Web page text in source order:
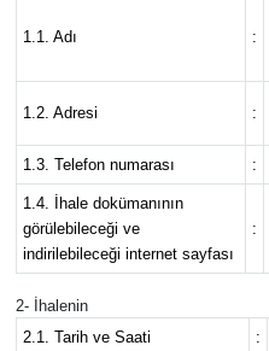
1.1. Adı :
1.2. Adresi :
1.3. Telefon numarası :
1.4. İhale dokümanının
görülebileceği ve
indirilebileceği internet sayfası
:
2- İhalenin
2.1. Tarih ve Saati
:
Sağlık
Siyaset
Spor
Yaşam